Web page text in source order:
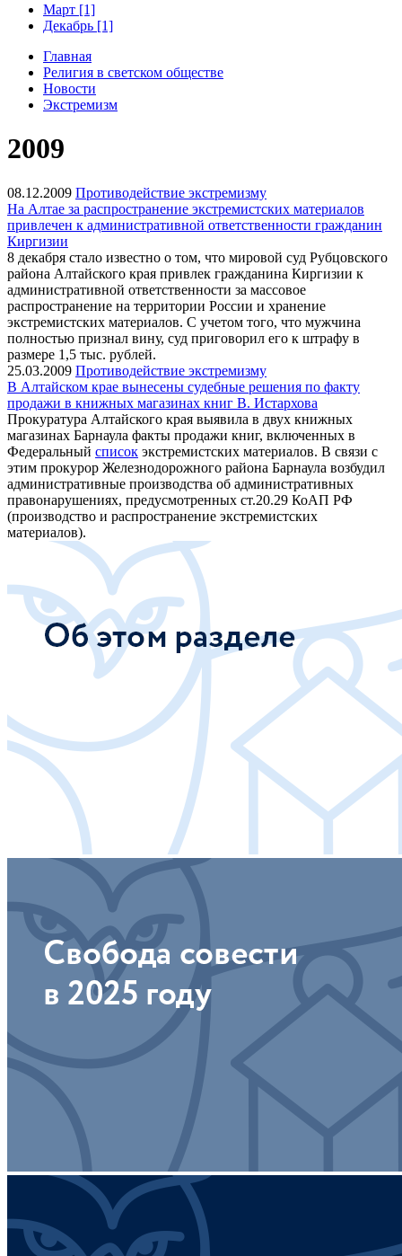
Март [1]
Декабрь [1]
Главная
Религия в светском обществе
Новости
Экстремизм
2009
08.12.2009 Противодействие экстремизму
На Алтае за распространение экстремистских материалов
привлечен к административной ответственности гражданин
Киргизии
8 декабря стало известно о том, что мировой суд Рубцовского
района Алтайского края привлек гражданина Киргизии к
административной ответственности за массовое
распространение на территории России и хранение
экстремистских материалов. С учетом того, что мужчина
полностью признал вину, суд приговорил его к штрафу в
размере 1,5 тыс. рублей.
25.03.2009 Противодействие экстремизму
В Алтайском крае вынесены судебные решения по факту
продажи в книжных магазинах книг В. Истархова
Прокуратура Алтайского края выявила в двух книжных
магазинах Барнаула факты продажи книг, включенных в
Федеральный список экстремистских материалов. В связи с
этим прокурор Железнодорожного района Барнаула возбудил
административные производства об административных
правонарушениях, предусмотренных ст.20.29 КоАП РФ
(производство и распространение экстремистских
материалов).